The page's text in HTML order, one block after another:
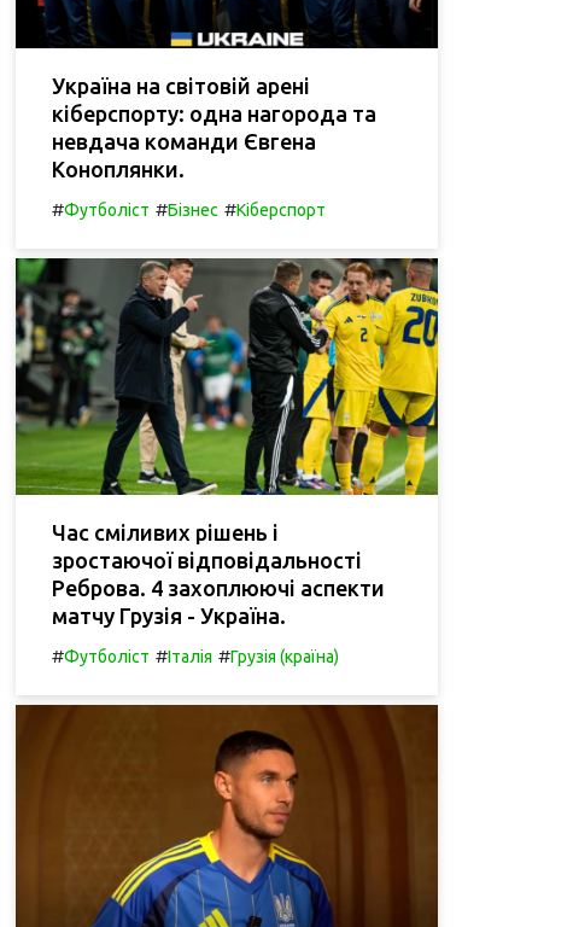
Україна на світовій арені
кіберспорту: одна нагорода та
невдача команди Євгена
Коноплянки.
#Футболіст #Бізнес #Кіберспорт
Час сміливих рішень і
зростаючої відповідальності
Реброва. 4 захоплюючі аспекти
матчу Грузія - Україна.
#Футболіст #Італія #Грузія (країна)